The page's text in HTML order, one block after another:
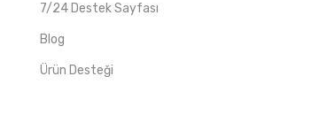
7/24 Destek Sayfası
Blog
Ürün Desteği